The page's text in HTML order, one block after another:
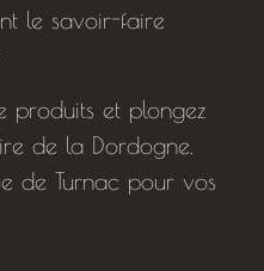
le savoir-faire
produits et plongez
de la Dordogne.
de Turnac pour vos